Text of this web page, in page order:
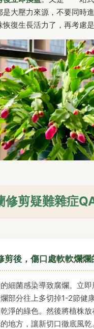
是大壓力來源，不要同時
復生長活力了，再考慮是
修剪疑難雜症
剪後，傷口處軟軟爛爛
細菌感染導致腐爛。立
部分往上多切掉1-2節健
淨的綠色。然後將植株放
地方，讓新切口徹底風